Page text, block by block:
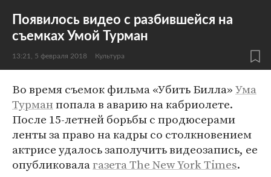
Появилось видео с разбившейся на
съемках Умой Турман
13:21, 5 февраля 2018 Культура
Во время съемок фильма «Убить Билла»Ума
Турманпопала в аварию на кабриолете.
После 15-летней борьбы с продюсерами
ленты за право на кадры со столкновением
актрисе удалось заполучить видеозапись, ее
опубликовалагазета The New York Times.